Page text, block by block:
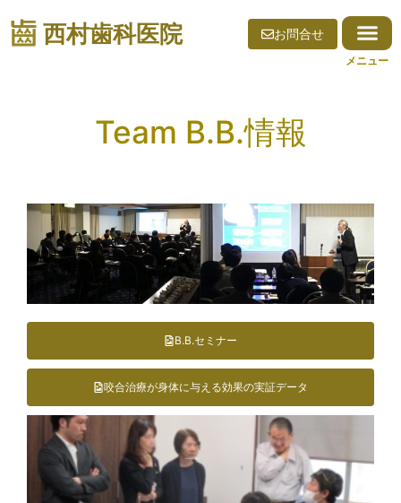
西村歯科医院 お問合せ
Team B.B.情報
B.B.セミナー
咬合治療が身体に与える効果の実証データ